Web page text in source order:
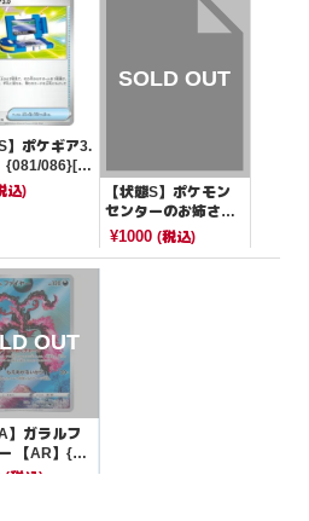
S】ポケギア3.
{081/086}[S
込)
【状態S】ポケモン
センターのお姉さん
ミラー【-】{021/02
¥1000 (税込)
】ガラルフ
【AR】{19
(税込)